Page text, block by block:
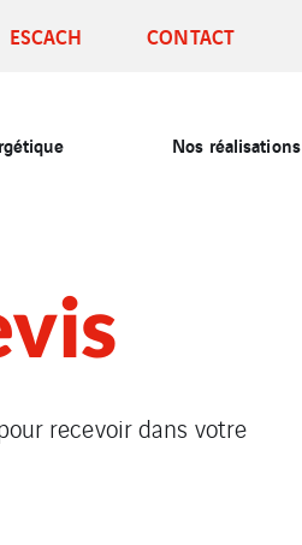
ESCACH CONTACT
Nos réalisations
recevoir dans votre